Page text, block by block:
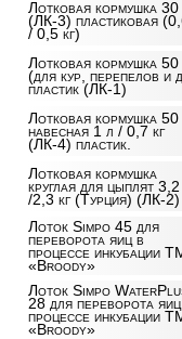
Лотковая кормушка
(ЛК-3) пластиковая
/ 0,5 кг)
Лотковая кормушка
(для кур, перепелов и
пластик (ЛК-1)
Лотковая кормушка
навесная 1 л / 0,7 кг
(ЛК-4) пластик.
Лотковая кормушка
круглая для цыплят 3,2
/2,3 кг (Турция) (ЛК-2)
Лоток Simpo 45 для
переворота яиц в
процессе инкубации
«Broody»
Лоток Simpo
28 для переворота
процессе инкубации
«Broody»